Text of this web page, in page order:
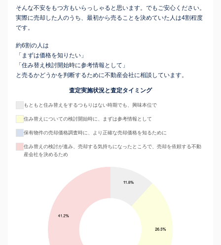
そんな不安をもつ方もいらっしゃると思います。でもご安心ください。
実際に売却した人のうち、最初から売ることを決めていた人は4割程度
です。
約6割の人は
「まずは価格を知りたい」
「住み替え検討開始時に参考情報として」
と売るかどうかを判断するために不動産会社に相談しています。
査定実施状況と査定タイミング
もともと住み替えをするつもりはない時期でも、興味本位で
住み替えについての検討開始時に、まずは参考情報として
保有物件の売却価格調査時に、より正確な売却価格を知るために
住み替えの検討が進み、売却する気持ちになったところで、売却を依頼する不動
産会社を決めるため